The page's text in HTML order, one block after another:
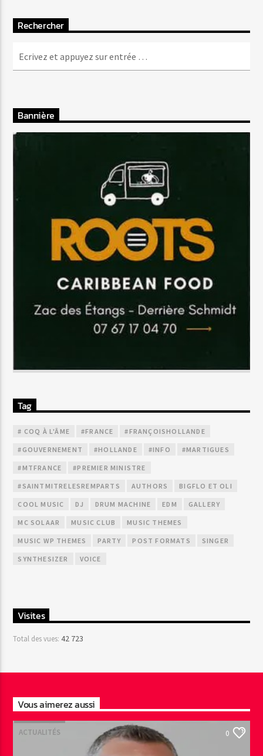
Rechercher
Bannière
Tag
# COQ À L'ÂME #FRANCE #FRANÇOISHOLLANDE
#GOUVERNEMENT #HOLLANDE #INFO #MARTIGUES
#MTFRANCE #PREMIER MINISTRE
#SAINTMITRELESREMPARTS AUTHORS BIGFLO ET OLI
COOL MUSIC DJ DRUM MACHINE EDM GALLERY
MC SOLAAR MUSIC CLUB MUSIC THEMES
MUSIC WP THEMES PARTY POST FORMATS SINGER
SYNTHESIZER VOICE
Visites
Total des vues:42 723
Vous aimerez aussi
ACTUALITÉS 0